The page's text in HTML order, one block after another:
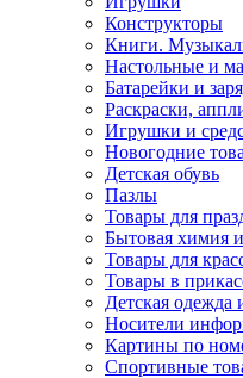
Конструкторы
Книги.
Настольные и
Батарейки и
Раскраски,
Игрушки и
Новогодние
Детская обувь
Пазлы
Товары для
Бытовая химия
Товары для
Товары в
Детская одежда
Носители
Картины по
Спортивные